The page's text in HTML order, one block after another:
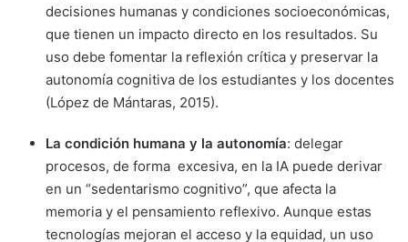
decisiones humanas y condiciones socioeconómicas,
que tienen un impacto directo en los resultados. Su
uso debe fomentar la reflexión crítica y preservar la
autonomía cognitiva de los estudiantes y los docentes
(López de Mántaras, 2015).
La condición humana y la autonomía: delegar
procesos, de forma excesiva, en la IA puede derivar
en un “sedentarismo cognitivo”, que afecta la
memoria y el pensamiento reflexivo. Aunque estas
tecnologías mejoran el acceso y la equidad, un uso